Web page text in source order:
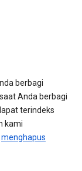
berbagi
Anda berbagi
terindeks
kami
menghapus